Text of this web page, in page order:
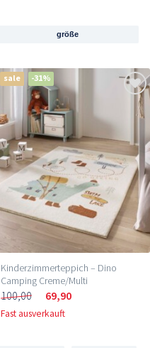
größe
sale -31%
Kinderzimmerteppich – Dino
Camping Creme/Multi
100,00 69,90
Fast ausverkauft